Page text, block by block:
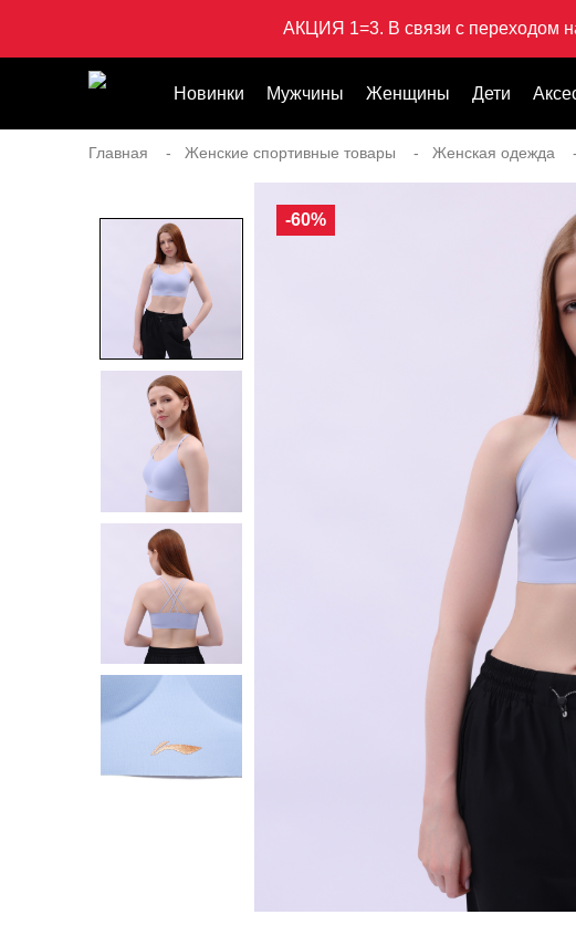
АКЦИЯ 1=3. В связи с переходом
Новинки Мужчины Женщины Дети
Главная Женские спортивные товары Женская одежда
-60%